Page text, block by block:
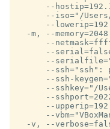
--
--iso="/
--
-m, --
--
--
--
--ssh="ssh":
--ssh-
--sshkey="/
--
--
--
-v, --